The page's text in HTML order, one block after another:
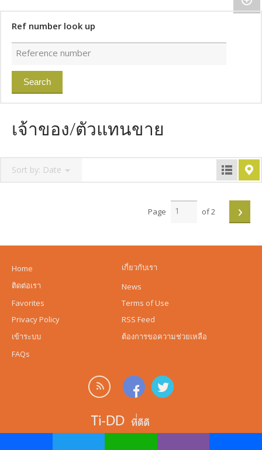
Ref number look up
เจ้าของ/ตัวแทนขาย
Sort by: Date
Page of 2 ›
Home
เกี่ยวกับเรา
ติดต่อเรา
News
Favorites
Terms of Use
Privacy Policy
RSS Feed
เข้าระบบ
ต้องการขอความช่วยเหลือ
FAQs